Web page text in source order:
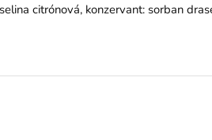
citrónová, konzervant: sorban